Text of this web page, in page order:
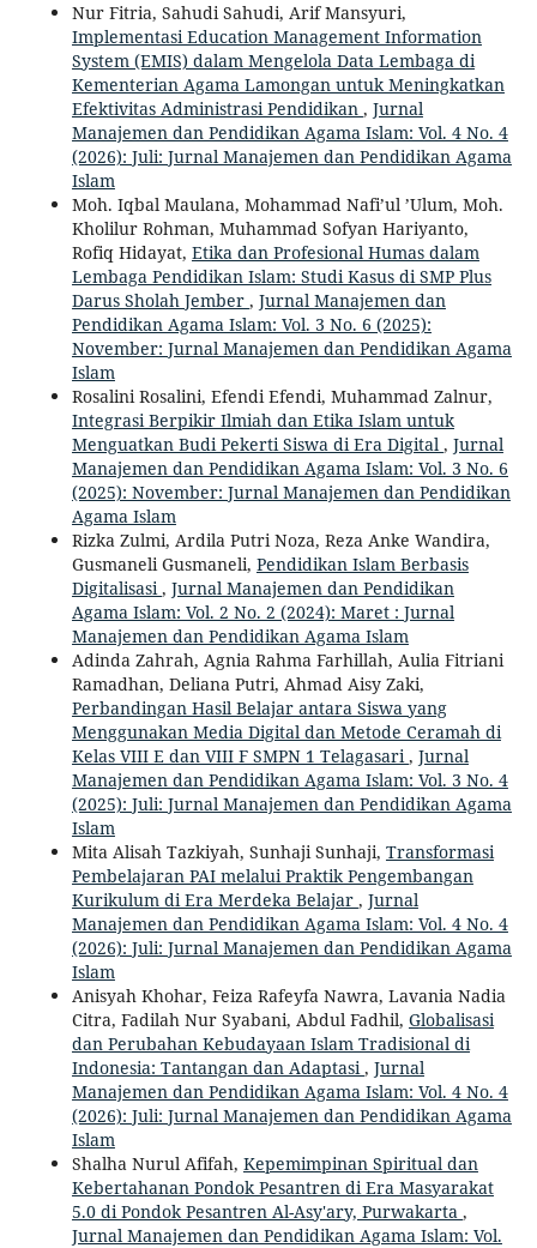
Nur Fitria, Sahudi Sahudi, Arif Mansyuri,
Implementasi Education Management Information
System (EMIS) dalam Mengelola Data Lembaga di
Kementerian Agama Lamongan untuk Meningkatkan
Efektivitas Administrasi Pendidikan , Jurnal
Manajemen dan Pendidikan Agama Islam: Vol. 4 No. 4
(2026): Juli: Jurnal Manajemen dan Pendidikan Agama
Islam
Moh. Iqbal Maulana, Mohammad Nafi’ul ’Ulum, Moh.
Kholilur Rohman, Muhammad Sofyan Hariyanto,
Rofiq Hidayat, Etika dan Profesional Humas dalam
Lembaga Pendidikan Islam: Studi Kasus di SMP Plus
Darus Sholah Jember , Jurnal Manajemen dan
Pendidikan Agama Islam: Vol. 3 No. 6 (2025):
November: Jurnal Manajemen dan Pendidikan Agama
Islam
Rosalini Rosalini, Efendi Efendi, Muhammad Zalnur,
Integrasi Berpikir Ilmiah dan Etika Islam untuk
Menguatkan Budi Pekerti Siswa di Era Digital , Jurnal
Manajemen dan Pendidikan Agama Islam: Vol. 3 No. 6
(2025): November: Jurnal Manajemen dan Pendidikan
Agama Islam
Rizka Zulmi, Ardila Putri Noza, Reza Anke Wandira,
Gusmaneli Gusmaneli, Pendidikan Islam Berbasis
Digitalisasi, Jurnal Manajemen dan Pendidikan
Agama Islam: Vol. 2 No. 2 (2024): Maret : Jurnal
Manajemen dan Pendidikan Agama Islam
Adinda Zahrah, Agnia Rahma Farhillah, Aulia Fitriani
Ramadhan, Deliana Putri, Ahmad Aisy Zaki,
Perbandingan Hasil Belajar antara Siswa yang
Menggunakan Media Digital dan Metode Ceramah di
Kelas VIII E dan VIII F SMPN 1 Telagasari, Jurnal
Manajemen dan Pendidikan Agama Islam: Vol. 3 No. 4
(2025): Juli: Jurnal Manajemen dan Pendidikan Agama
Islam
Mita Alisah Tazkiyah, Sunhaji Sunhaji, Transformasi
Pembelajaran PAI melalui Praktik Pengembangan
Kurikulum di Era Merdeka Belajar , Jurnal
Manajemen dan Pendidikan Agama Islam: Vol. 4 No. 4
(2026): Juli: Jurnal Manajemen dan Pendidikan Agama
Islam
Anisyah Khohar, Feiza Rafeyfa Nawra, Lavania Nadia
Citra, Fadilah Nur Syabani, Abdul Fadhil, Globalisasi
dan Perubahan Kebudayaan Islam Tradisional di
Indonesia: Tantangan dan Adaptasi, Jurnal
Manajemen dan Pendidikan Agama Islam: Vol. 4 No. 4
(2026): Juli: Jurnal Manajemen dan Pendidikan Agama
Islam
Shalha Nurul Afifah, Kepemimpinan Spiritual dan
Kebertahanan Pondok Pesantren di Era Masyarakat
5.0 di Pondok Pesantren Al-Asy'ary, Purwakarta ,
Jurnal Manajemen dan Pendidikan Agama Islam: Vol.